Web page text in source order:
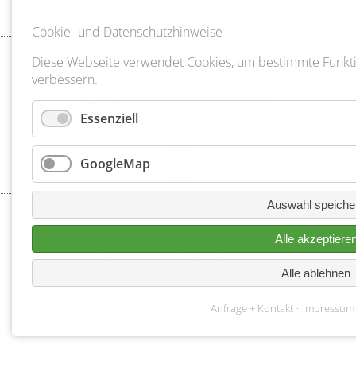
HAIDL-MADL FERIEN & WOHNEN, Marchhäuser 2, 94145
Tel.: 08550.1744, Fax: 08550.1745,
info@haidl-madl-ferienwohnen.de
DATENSCHUTZ IMPRESSUM
Privatsphaere-Einstellungen
Cookie- und Datenschutzhinweise
Diese Webseite verwendet Cookies, um bestimmte
verbessern.
Essenziell
GoogleMap
Auswahl
Alle
Alle ablehnen
Anfrage + Kontakt Impressum